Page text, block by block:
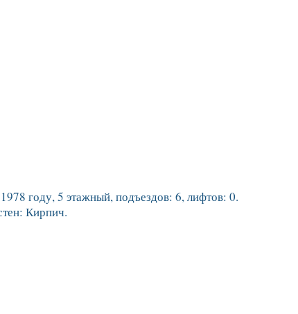
году, 5 этажный, подъездов: 6, лифтов: 0.
Кирпич.